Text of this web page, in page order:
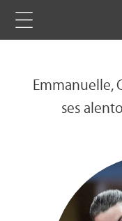
Emmanuelle,
ses